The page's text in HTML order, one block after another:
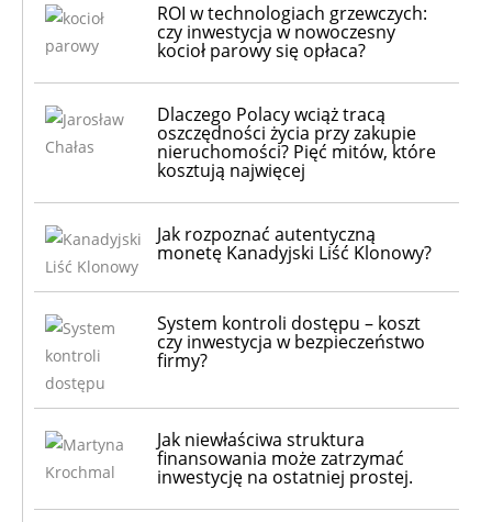
ROI w technologiach grzewczych:
czy inwestycja w nowoczesny
kocioł parowy się opłaca?
Dlaczego Polacy wciąż tracą
oszczędności życia przy zakupie
nieruchomości? Pięć mitów, które
kosztują najwięcej
Jak rozpoznać autentyczną
monetę Kanadyjski Liść Klonowy?
System kontroli dostępu – koszt
czy inwestycja w bezpieczeństwo
firmy?
Jak niewłaściwa struktura
finansowania może zatrzymać
inwestycję na ostatniej prostej.